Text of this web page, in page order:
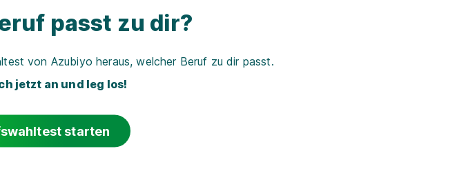
passt zu dir?
von Azubiyo heraus, welcher Beruf zu dir passt.
jetzt an und leg los!
starten